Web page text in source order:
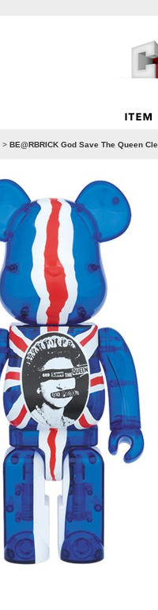
> BE@RBRICK God Save The Queen